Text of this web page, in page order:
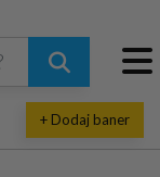
+ Dodaj baner